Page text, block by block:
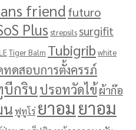
friend futuro
Plus strepsils surgifit
Tiger Balm Tubigrib white
ดสอบการตั้งครรภ์
บีกริบ ปรอทวัดไข้ผ้าก๊อ
นฟูทูโร่ ยาอมยาอม